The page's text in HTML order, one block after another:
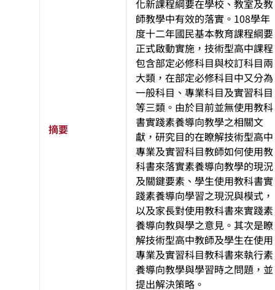
摘要
化新課程綱要在學校、教室及教
師教學中有效的落實。108學年
度十二年國民基本教育課程綱要
正式啟動實施，技術型高中課程
包含部定必修科目與校訂科目兩
大類，在部定必修科目中又分為
一般科目、專業科目及實習科目
等三類。由於目前並無使用教科
書實踐素養導向教學之相關文
獻，研究目的在瞭解技術型高中
專業及實習科目教師如何使用教
科書來落實素養導向教學的現況
及關鍵要素、學生使用教科書實
踐素養導向學習之現況與模式，
以及家長對使用教科書來實踐素
養導向教與學之意見。其次是瞭
解技術型高中教師及學生在使用
專業及實習科目教科書來執行素
養導向教學與學習時之問題，並
提出解決策略。